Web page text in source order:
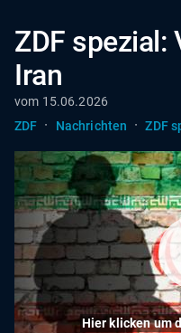
ZDF spezial:
Iran
vom 15.06.2026
ZDF · Nachrichten · ZDF
Hier klicken um